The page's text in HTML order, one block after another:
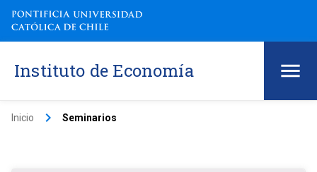
Instituto de Economía
Inicio keyboard_arrow_right Seminarios